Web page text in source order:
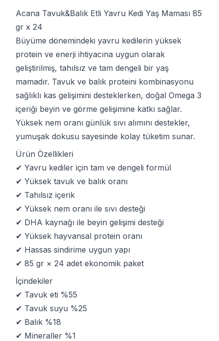
Acana Tavuk&Balık Etli Yavru Kedi Yaş Maması 85
gr x 24
Büyüme dönemindeki yavru kedilerin yüksek
protein ve enerji ihtiyacına uygun olarak
geliştirilmiş, tahılsız ve tam dengeli bir yaş
mamadır. Tavuk ve balık proteini kombinasyonu
sağlıklı kas gelişimini desteklerken, doğal Omega 3
içeriği beyin ve görme gelişimine katkı sağlar.
Yüksek nem oranı günlük sıvı alımını destekler,
yumuşak dokusu sayesinde kolay tüketim sunar.
Ürün Özellikleri
✔ Yavru kediler için tam ve dengeli formül
✔ Yüksek tavuk ve balık oranı
✔ Tahılsız içerik
✔ Yüksek nem oranı ile sıvı desteği
✔ DHA kaynağı ile beyin gelişimi desteği
✔ Yüksek hayvansal protein oranı
✔ Hassas sindirime uygun yapı
✔ 85 gr × 24 adet ekonomik paket
İçindekiler
✔ Tavuk eti %55
✔ Tavuk suyu %25
✔ Balık %18
✔ Mineraller %1